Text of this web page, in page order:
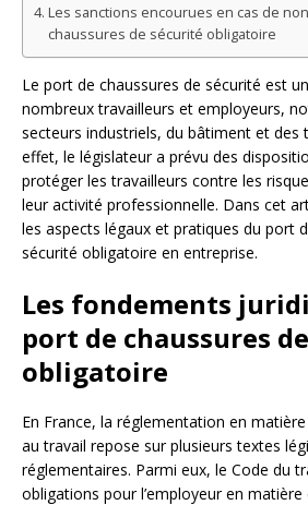
Les sanctions encourues en cas de
chaussures de sécurité obligatoire
Le port de chaussures de sécurité est
nombreux travailleurs et employeurs,
secteurs industriels, du bâtiment et des
effet, le législateur a prévu des
protéger les travailleurs contre les
leur activité professionnelle. Dans cet
les aspects légaux et pratiques du port
sécurité obligatoire en entreprise.
Les fondements
port de chaussures
obligatoire
En France, la réglementation en
au travail repose sur plusieurs textes
réglementaires. Parmi eux, le Code du
obligations pour l’employeur en